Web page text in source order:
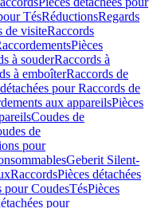
TésRéductionsRegards
de visiteRaccords
Pièces
à souderRaccords à
à emboîterRaccords de
pour Raccords de
aux appareilsPièces
Coudes de
de
pour
Geberit Silent-
RaccordsPièces détachées
pour CoudesTésPièces
pour